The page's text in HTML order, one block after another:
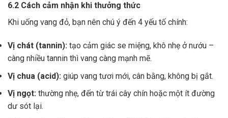
6.2 Cách cảm nhận khi thưởng thức
Khi uống vang đỏ, bạn nên chú ý đến 4 yếu tố chính:
Vị chát (tannin): tạo cảm giác se miệng, khô nhẹ ở nướu –
càng nhiều tannin thì vang càng mạnh mẽ.
Vị chua (acid): giúp vang tươi mới, cân bằng, không bị gắt.
Vị ngọt: thường nhẹ, đến từ trái cây chín hoặc một ít đường
dư sót lại.